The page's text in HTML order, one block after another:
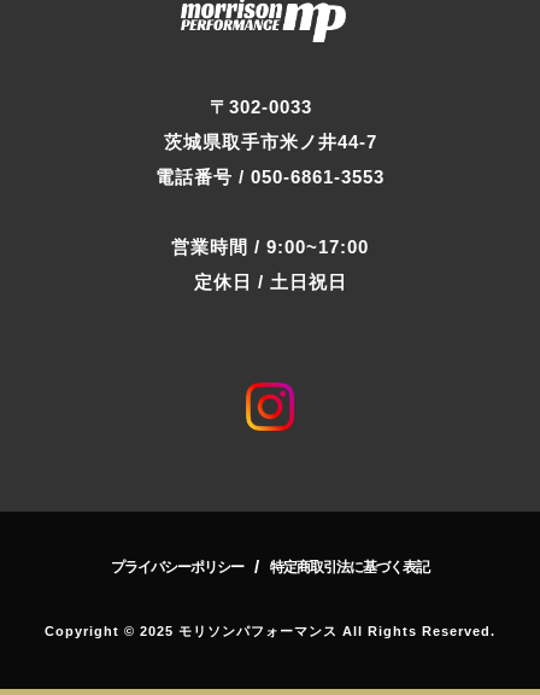
〒302-0033
茨城県取手市米ノ井44-7
電話番号 / 050-6861-3553
営業時間 / 9:00~17:00
定休日 / 土日祝日
プライバシーポリシー / 特定商取引法に基づく表記
Copyright © 2025 モリソンパフォーマンス All Rights Reserved.